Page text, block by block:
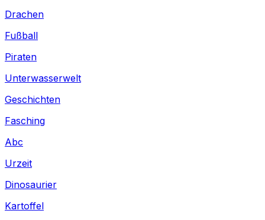
Drachen
Fußball
Piraten
Unterwasserwelt
Geschichten
Fasching
Abc
Urzeit
Dinosaurier
Kartoffel